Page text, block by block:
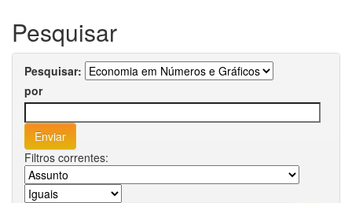
Pesquisar
Pesquisar:
por
Filtros correntes: